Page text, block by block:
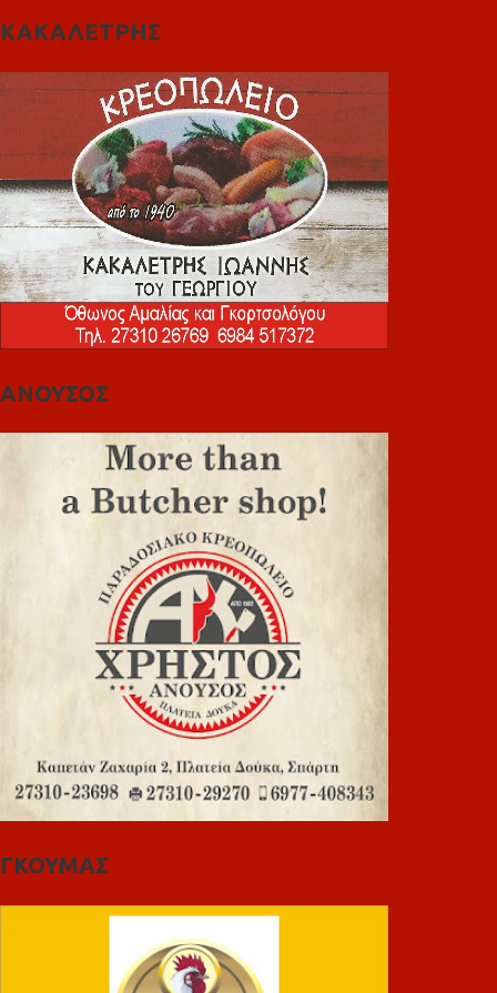
ΚΑΚΑΛΕΤΡΗΣ
ΑΝΟΥΣΟΣ
ΓΚΟΥΜΑΣ